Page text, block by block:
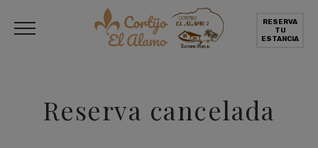
RESERVA
TU
ESTANCIA
Reserva cancelada